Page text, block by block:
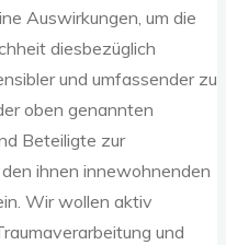
Auswirkungen, um die
diesbezüglich
und umfassender zu
oben genannten
Beteiligte zur
ihnen innewohnenden
Wir wollen aktiv
und